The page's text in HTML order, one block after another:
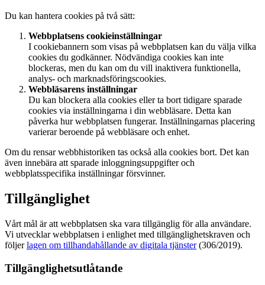
Du kan hantera cookies på två sätt:
Webbplatsens cookieinställningar
I cookiebannern som visas på webbplatsen kan du välja vilka
cookies du godkänner. Nödvändiga cookies kan inte
blockeras, men du kan om du vill inaktivera funktionella,
analys- och marknadsföringscookies.
Webbläsarens inställningar
Du kan blockera alla cookies eller ta bort tidigare sparade
cookies via inställningarna i din webbläsare. Detta kan
påverka hur webbplatsen fungerar. Inställningarnas placering
varierar beroende på webbläsare och enhet.
Om du rensar webbhistoriken tas också alla cookies bort. Det kan
även innebära att sparade inloggningsuppgifter och
webbplatsspecifika inställningar försvinner.
Tillgänglighet
Vårt mål är att webbplatsen ska vara tillgänglig för alla användare.
Vi utvecklar webbplatsen i enlighet med tillgänglighetskraven och
följerlagen om tillhandahållande av digitala tjänster(306/2019).
Tillgänglighetsutlåtande